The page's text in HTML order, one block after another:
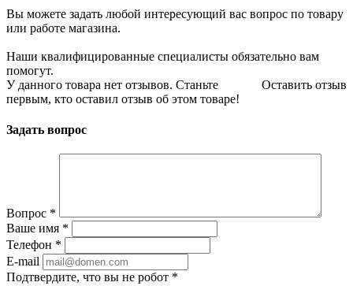
Вы можете задать любой интересующий вас вопрос по товару
или работе магазина.
Наши квалифицированные специалисты обязательно вам
помогут.
Оставить отзыв
У данного товара нет отзывов. Станьте
первым, кто оставил отзыв об этом товаре!
Задать вопрос
Вопрос *
Ваше имя *
Телефон *
E-mail
Подтвердите, что вы не робот *